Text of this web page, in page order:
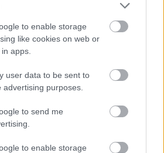
to enable storage
like cookies on web or
apps.
user data to be sent to
purposes.
to send me
to enable storage